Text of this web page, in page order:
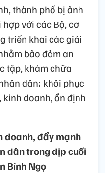
thành phố bị ảnh
với các Bộ, cơ
triển khai các giải
bảo đảm an
tập, khám chữa
dân; khôi phục
doanh, ổn định
doanh, đẩy mạnh
dân trong dịp cuối
Bính Ngọ